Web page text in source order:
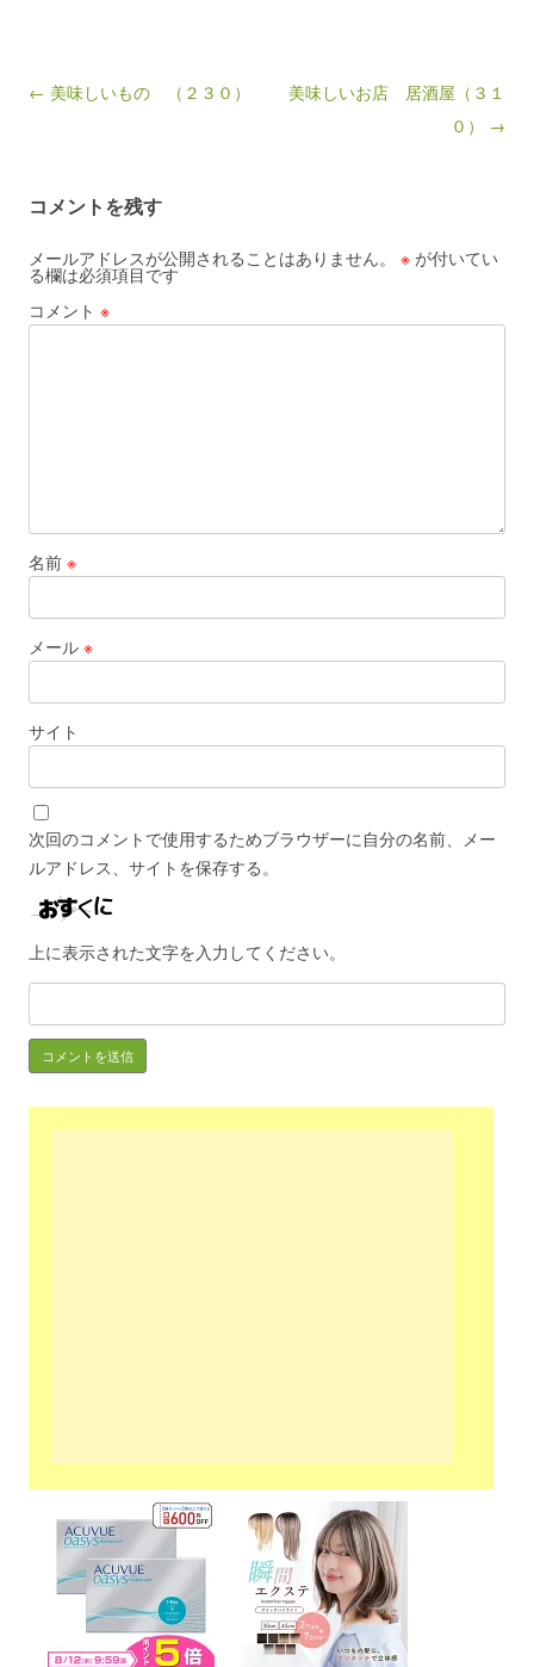
Post navigation
← 美味しいもの （２３０）
美味しいお店 居酒屋（３１
０） →
コメントを残す
メールアドレスが公開されることはありません。 ※ が付いてい
る欄は必須項目です
コメント ※
名前 ※
メール ※
サイト
次回のコメントで使用するためブラウザーに自分の名前、メー
ルアドレス、サイトを保存する。
上に表示された文字を入力してください。